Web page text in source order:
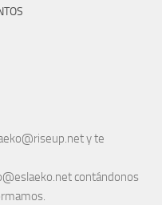
y te
contándonos